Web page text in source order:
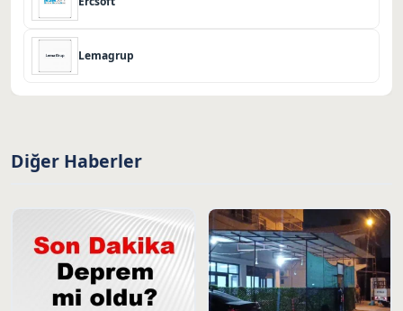
Lemagrup
Diğer Haberler